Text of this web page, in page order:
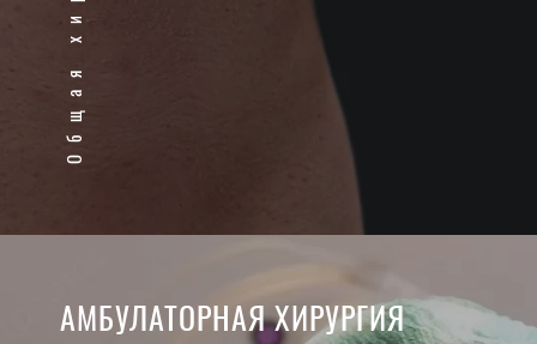
АМБУЛАТОРНАЯ ХИРУРГИЯ